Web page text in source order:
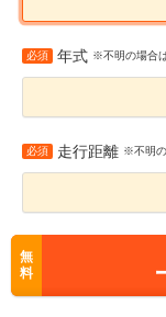
必須 年式 ※不明の場合
必須 走行距離 ※不明
無
料